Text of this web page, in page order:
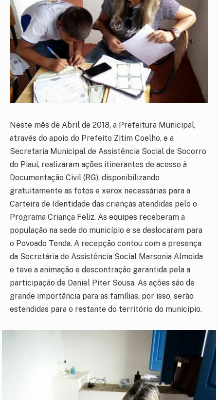
Neste mês de Abril de 2018, a Prefeitura Municipal,
através do apoio do Prefeito Zitim Coelho, e a
Secretaria Municipal de Assistência Social de Socorro
do Piauí, realizaram ações itinerantes de acesso à
Documentação Civil (RG), disponibilizando
gratuitamente as fotos e xerox necessárias para a
Carteira de Identidade das crianças atendidas pelo o
Programa Criança Feliz. As equipes receberam a
população na sede do município e se deslocaram para
o Povoado Tenda. A recepção contou com a presença
da Secretária de Assistência Social Marsonia Almeida
e teve a animação e descontração garantida pela a
participação de Daniel Piter Sousa. As ações são de
grande importância para as famílias, por isso, serão
estendidas para o restante do território do município.